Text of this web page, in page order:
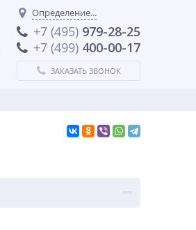
Определение...
+7 (495) 979-28-25
+7 (499) 400-00-17
ЗАКАЗАТЬ ЗВОНОК